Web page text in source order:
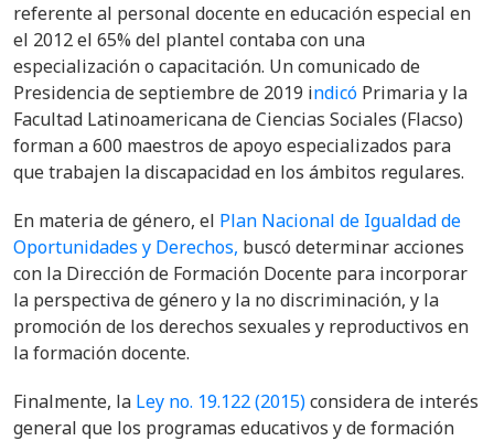
referente al personal docente en educación especial en
el 2012 el 65% del plantel contaba con una
especialización o capacitación. Un comunicado de
Presidencia de septiembre de 2019 indicó Primaria y la
Facultad Latinoamericana de Ciencias Sociales (Flacso)
forman a 600 maestros de apoyo especializados para
que trabajen la discapacidad en los ámbitos regulares.
En materia de género, el Plan Nacional de Igualdad de
Oportunidades y Derechos, buscó determinar acciones
con la Dirección de Formación Docente para incorporar
la perspectiva de género y la no discriminación, y la
promoción de los derechos sexuales y reproductivos en
la formación docente.
Finalmente, la Ley no. 19.122 (2015)considera de interés
general que los programas educativos y de formación